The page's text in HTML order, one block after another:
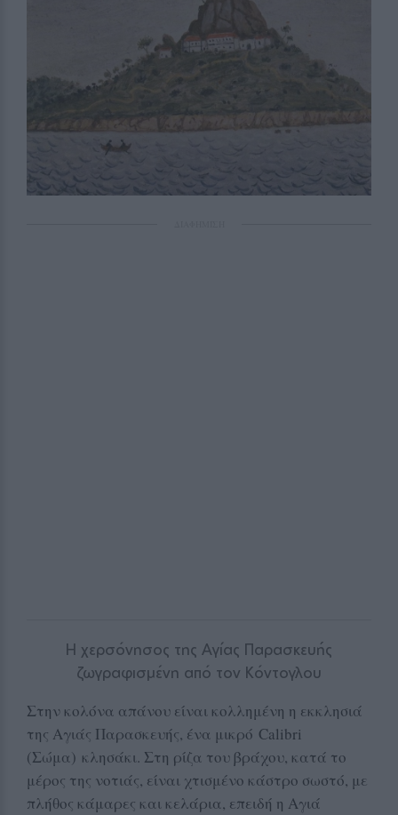
Η χερσόνησος της Αγίας Παρασκευής
ζωγραφισμένη από τον Κόντογλου
Στην κολόνα απάνου είναι κολλημένη η εκκλησιά
της Αγιάς Παρασκευής, ένα μικρό Calibri
(Σώμα) κλησάκι. Στη ρίζα του βράχου, κατά το
μέρος της νοτιάς, είναι χτισμένο κάστρο σωστό, με
πλήθος κάμαρες και κελάρια, επειδή η Αγιά